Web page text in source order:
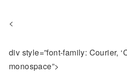
<
div style=”font-family: Courier,
monospace”>